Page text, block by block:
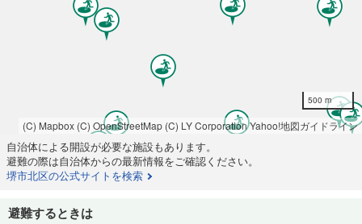
500 m
(C) Mapbox (C) OpenStreetMap (C) LY CorporationYahoo!地図ガイドライン
自治体による開設が必要な施設もあります。
避難の際は自治体からの最新情報をご確認ください。
堺市北区の公式サイトを検索
避難するときは